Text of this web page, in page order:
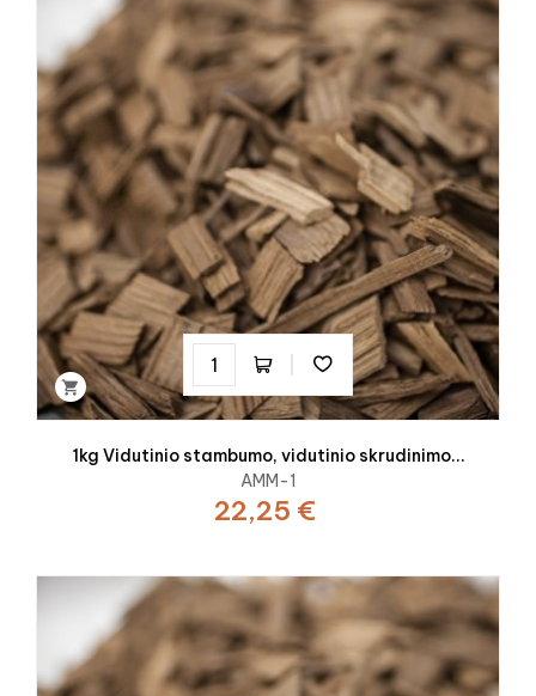

1kg Vidutinio stambumo, vidutinio skrudinimo...
AMM-1
22,25 €